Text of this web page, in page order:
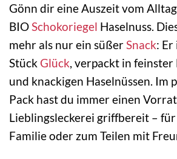
Gönn dir eine Auszeit vom
BIOSchokoriegel Haselnuss.
mehr als nur ein süßerSnack: Er
Stück Glück, verpackt in feinster
und knackigen Haselnüssen. Im
Pack hast du immer einen
Lieblingsleckerei griffbereit –
Familie oder zum Teilen mit